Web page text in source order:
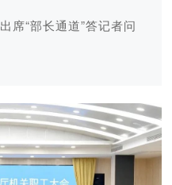
席“部长通道”答记者问